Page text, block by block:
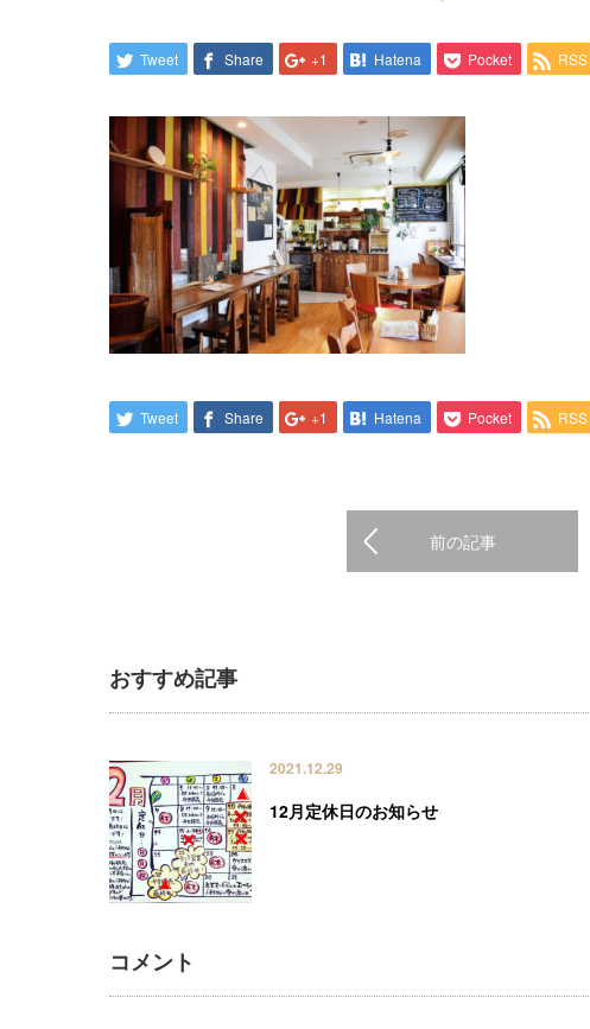
Tweet Share +1 Hatena Pocket RSS
Tweet Share +1 Hatena Pocket RSS
前の記事
おすすめ記事
2021.12.29
12月定休日のお知らせ
コメント